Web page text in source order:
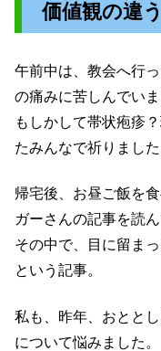
価値観の違
午前中は、教会へ行
の痛みに苦しんでいま
もしかして帯状疱疹
たみんなで祈りました
帰宅後、お昼ご飯を
ガーさんの記事を読ん
その中で、目に留ま
という記事。
私も、昨年、おとと
について悩みました。